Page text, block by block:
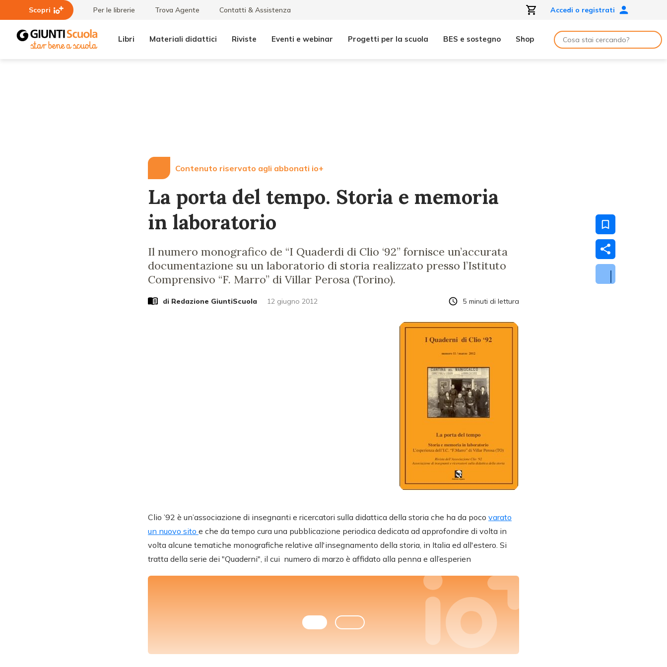
Scopri Per le librerie Trova Agente Contatti & Assistenza Accedi o registrati
Libri Materiali didattici Riviste Eventi e webinar Progetti per la scuola BES e sostegno Shop
Contenuto riservato agli abbonati io+
La porta del tempo. Storia e memoria
in laboratorio
Il numero monografico de “I Quaderdi di Clio ‘92” fornisce un’accurata
documentazione su un laboratorio di storia realizzato presso l’Istituto
Comprensivo “F. Marro” di Villar Perosa (Torino).
di Redazione GiuntiScuola 12 giugno 2012 5 minuti di lettura
Clio ’92 è un’associazione di insegnanti e ricercatori sulla didattica della storia che ha da poco varato
un nuovo sito e che da tempo cura una pubblicazione periodica dedicata ad approfondire di volta in
volta alcune tematiche monografiche relative all'insegnamento della storia, in Italia ed all'estero. Si
tratta della serie dei "Quaderni", il cui numero di marzo è affidato alla penna e all’esperien